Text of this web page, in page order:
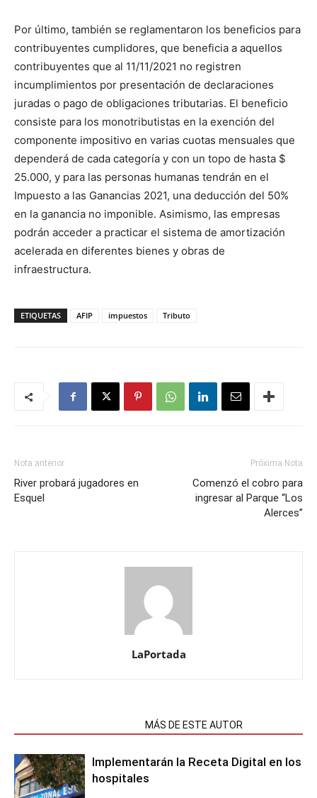
Por último, también se reglamentaron los beneficios para
contribuyentes cumplidores, que beneficia a aquellos
contribuyentes que al 11/11/2021 no registren
incumplimientos por presentación de declaraciones
juradas o pago de obligaciones tributarias. El beneficio
consiste para los monotributistas en la exención del
componente impositivo en varias cuotas mensuales que
dependerá de cada categoría y con un topo de hasta $
25.000, y para las personas humanas tendrán en el
Impuesto a las Ganancias 2021, una deducción del 50%
en la ganancia no imponible. Asimismo, las empresas
podrán acceder a practicar el sistema de amortización
acelerada en diferentes bienes y obras de
infraestructura.
ETIQUETAS AFIP impuestos Tributo
Nota anterior
River probará jugadores en
Esquel
Próxima Nota
Comenzó el cobro para
ingresar al Parque “Los
Alerces”
LaPortada
MÁS DE ESTE AUTOR
Implementarán la Receta Digital en los
hospitales